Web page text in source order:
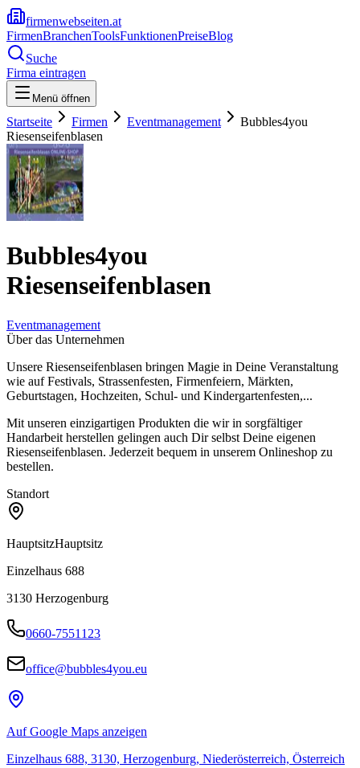
firmenwebseiten.at
FirmenBranchenToolsFunktionenPreiseBlog
Suche
Firma eintragen
Menü öffnen
Startseite Firmen Eventmanagement
Bubbles4you
Riesenseifenblasen
Bubbles4you
Riesenseifenblasen
Eventmanagement
Über das Unternehmen
Unsere Riesenseifenblasen bringen Magie in Deine Veranstaltung
wie auf Festivals, Strassenfesten, Firmenfeiern, Märkten,
Geburtstagen, Hochzeiten, Schul- und Kindergartenfesten,...
Mit unseren einzigartigen Produkten die wir in sorgfältiger
Handarbeit herstellen gelingen auch Dir selbst Deine eigenen
Riesenseifenblasen. Jederzeit bequem in unserem Onlineshop zu
bestellen.
Standort
HauptsitzHauptsitz
Einzelhaus 688
3130 Herzogenburg
0660-7551123
office@bubbles4you.eu
Auf Google Maps anzeigen
Einzelhaus 688, 3130, Herzogenburg, Niederösterreich, Österreich